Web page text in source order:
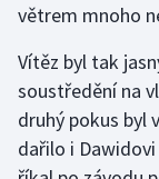
větrem mnoho
Vítěz byl tak
soustředění na
druhý pokus byl
dařilo i